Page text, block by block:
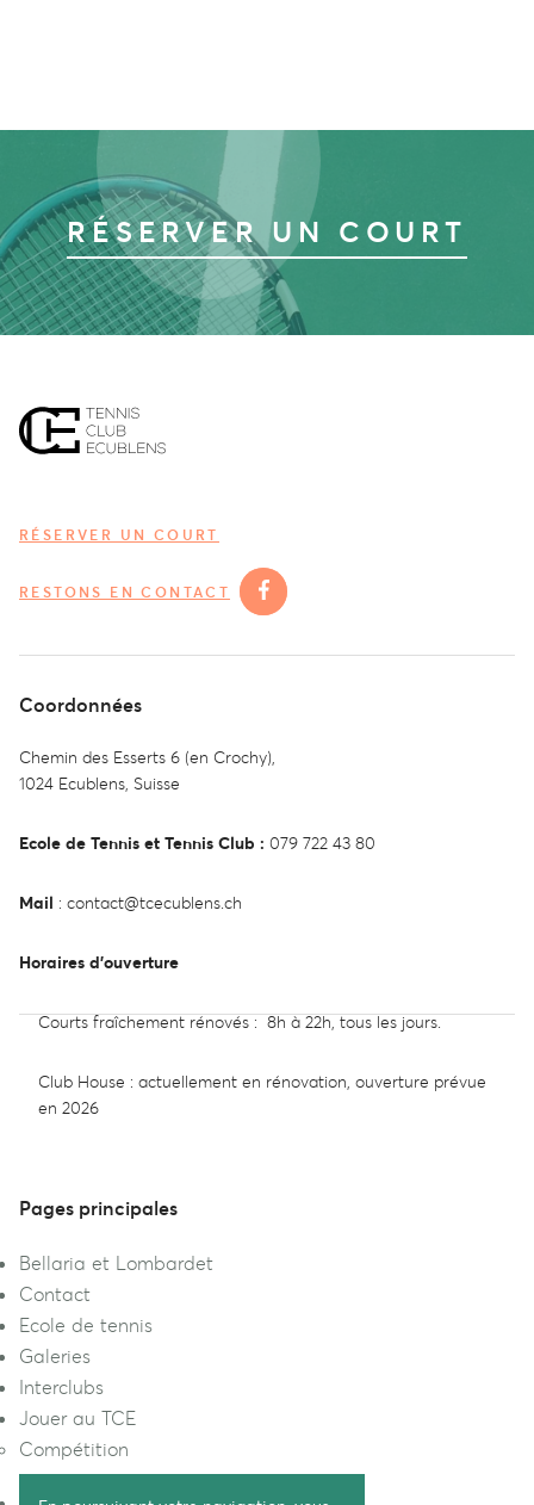
RÉSERVER UN COURT
RÉSERVER UN COURT
RESTONS EN CONTACT
Coordonnées
Chemin des Esserts 6 (en Crochy),
1024 Ecublens, Suisse
Ecole de Tennis et Tennis Club : 079 722 43 80
Mail : contact@tcecublens.ch
Horaires d’ouverture
Courts fraîchement rénovés : 8h à 22h, tous les jours.
Club House : actuellement en rénovation, ouverture prévue
en 2026
Pages principales
Bellaria et Lombardet
Contact
Ecole de tennis
Galeries
Interclubs
Jouer au TCE
Compétition